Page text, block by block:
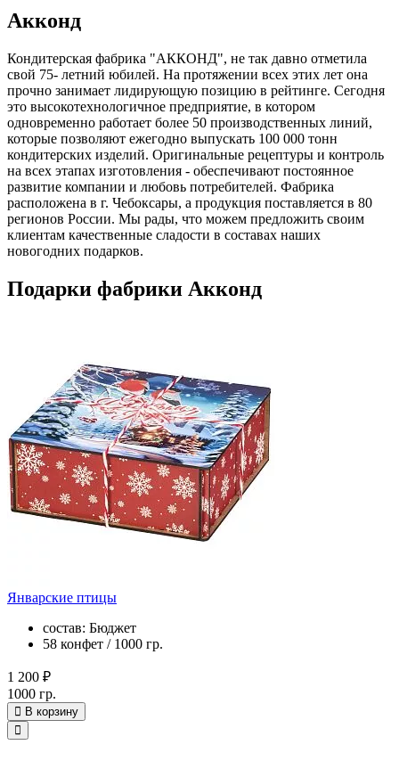
Акконд
Кондитерская фабрика "АККОНД", не так давно отметила
свой 75- летний юбилей. На протяжении всех этих лет она
прочно занимает лидирующую позицию в рейтинге. Сегодня
это высокотехнологичное предприятие, в котором
одновременно работает более 50 производственных линий,
которые позволяют ежегодно выпускать 100 000 тонн
кондитерских изделий. Оригинальные рецептуры и контроль
на всех этапах изготовления - обеспечивают постоянное
развитие компании и любовь потребителей. Фабрика
расположена в г. Чебоксары, а продукция поставляется в 80
регионов России. Мы рады, что можем предложить своим
клиентам качественные сладости в составах наших
новогодних подарков.
Подарки фабрики Акконд
Январские птицы
состав: Бюджет
58 конфет / 1000 гр.
1 200 ₽
1000 гр.
В корзину